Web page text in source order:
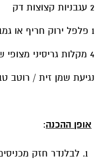
2 עגבניות קצוצות דק
1 פלפל ירוק חריף או גמבה ירוקה קצוצה
4 מקלות גריסיני מצופי שומשום/קצח
נגיעת שמן זית / רוטב
אופן ההכנה:
לבלנדר חזק